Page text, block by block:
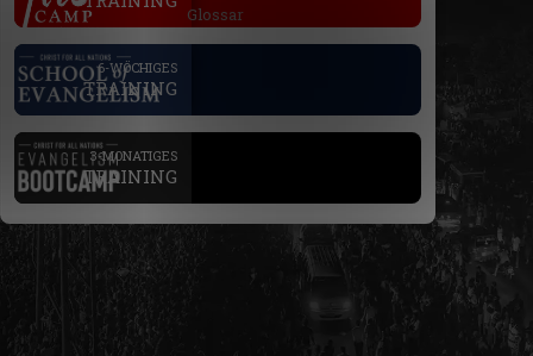
. 6-WÖCHIGES
TRAINING
. 3-MONATIGES
TRAINING
Glossar